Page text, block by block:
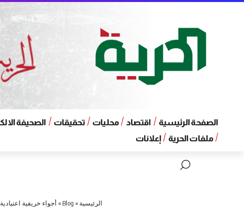
الصفحة الرئيسية اقتصاد محليات تحقيقات الصحيفة
ملفات الحرية
إعلانات
الرئيسية »
Blog
» أجواء خريفية